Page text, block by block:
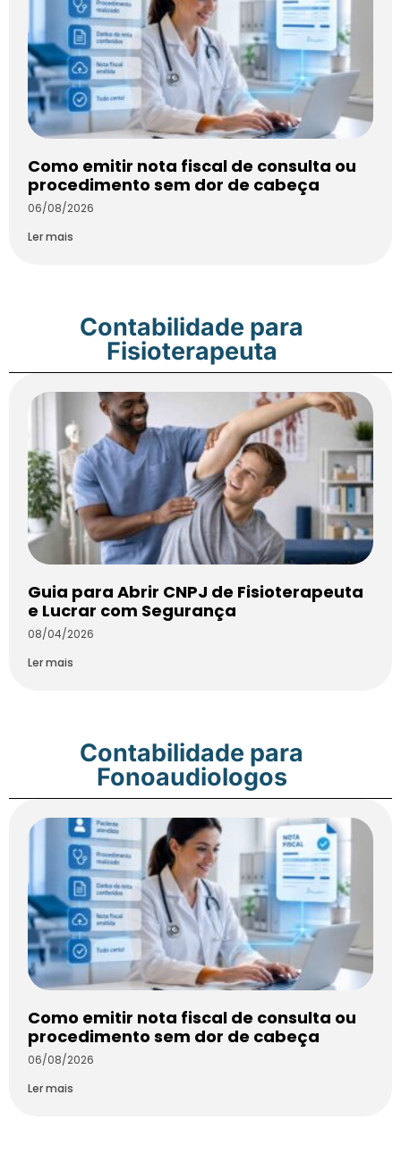
Como emitir nota fiscal de consulta ou
procedimento sem dor de cabeça
06/08/2026
Ler mais
Contabilidade para
Fisioterapeuta
Guia para Abrir CNPJ de Fisioterapeuta
e Lucrar com Segurança
08/04/2026
Ler mais
Contabilidade para
Fonoaudiologos
Como emitir nota fiscal de consulta ou
procedimento sem dor de cabeça
06/08/2026
Ler mais